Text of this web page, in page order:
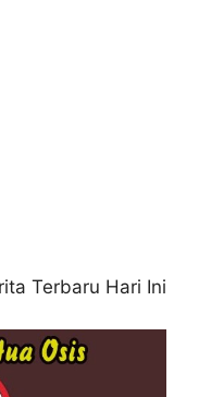
Terbaru Hari Ini